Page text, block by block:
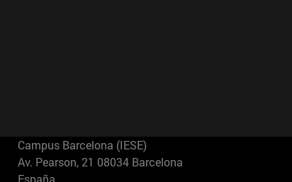
Campus Barcelona (IESE)
Av. Pearson, 21 08034 Barcelona
España